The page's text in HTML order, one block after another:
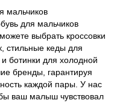
для мальчиков
выбрать кроссовки
стильные кеды для
ботинки для холодной
бренды, гарантируя
каждой пары. У нас
ваш малыш чувствовал